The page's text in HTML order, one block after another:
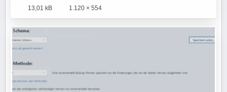
13,01 kB 1.120 × 554